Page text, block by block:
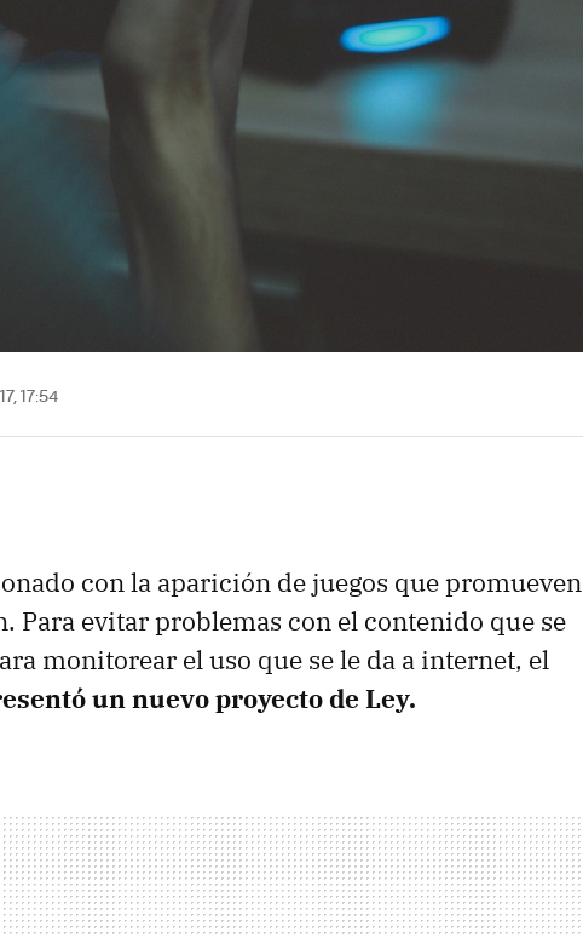
17:54
con la aparición de juegos que promueven
Para evitar problemas con el contenido que se
monitorear el uso que se le da a internet, el
un nuevo proyecto de Ley.